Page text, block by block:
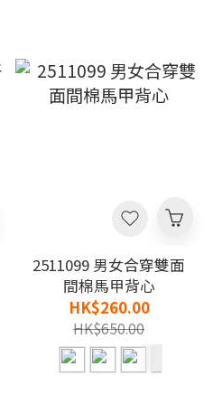
2511099 男女合穿雙面
間棉馬甲背心
HK$260.00
HK$650.00